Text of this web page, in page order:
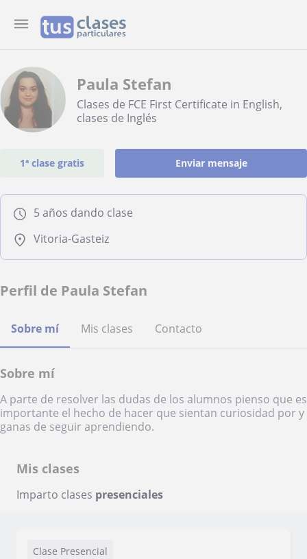
Paula Stefan
Clases de FCE First Certificate in English,
clases de Inglés
1ª clase gratis Enviar mensaje
5 años dando clase
Vitoria-Gasteiz
Perfil de Paula Stefan
Sobre mí Mis clases Contacto
Sobre mí
A parte de resolver las dudas de los alumnos pienso que es
importante el hecho de hacer que sientan curiosidad por y
ganas de seguir aprendiendo.
Mis clases
Imparto clases presenciales
Clase Presencial